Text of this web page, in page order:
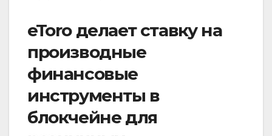
eToro делает ставку на
производные
финансовые
инструменты в
блокчейне для